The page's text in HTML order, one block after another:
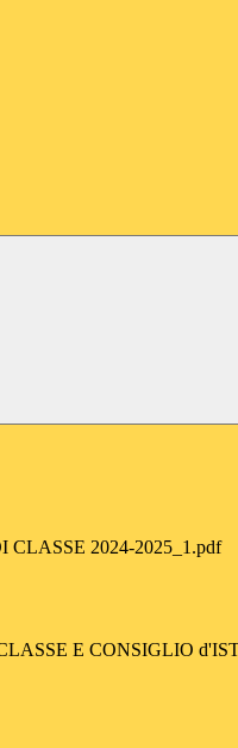
2024-2025_1.pdf
E CONSIGLIO